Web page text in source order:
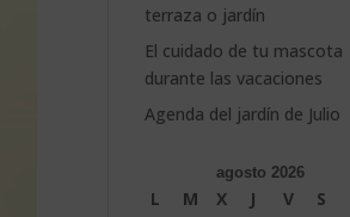
terraza o jardín
El cuidado de tu mascota
durante las vacaciones
Agenda del jardín de Julio
agosto 2026
L M X J V S